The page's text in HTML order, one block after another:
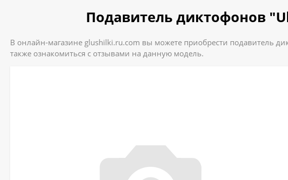
Подавитель диктофонов
В онлайн-магазине glushilki.ru.com вы можете приобрести подавитель
также ознакомиться с отзывами на данную модель.